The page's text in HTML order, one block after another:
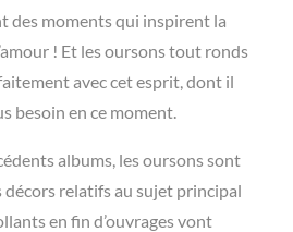
des moments qui inspirent la
! Et les oursons tout ronds
avec cet esprit, dont il
besoin en ce moment.
albums, les oursons sont
décors relatifs au sujet principal
en fin d’ouvrages vont